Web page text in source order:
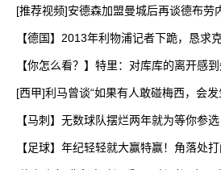
[推荐视频]安德森加盟曼城后再谈德布劳
【德国】2013年利物浦记者下跪，恳求
【你怎么看？】特里：对库库的离开感
[西甲]利马曾谈“如果有人敢碰梅西，会
【马刺】无数球队摆烂两年就为等你参
【足球】年纪轻轻就大赢特赢！角落处